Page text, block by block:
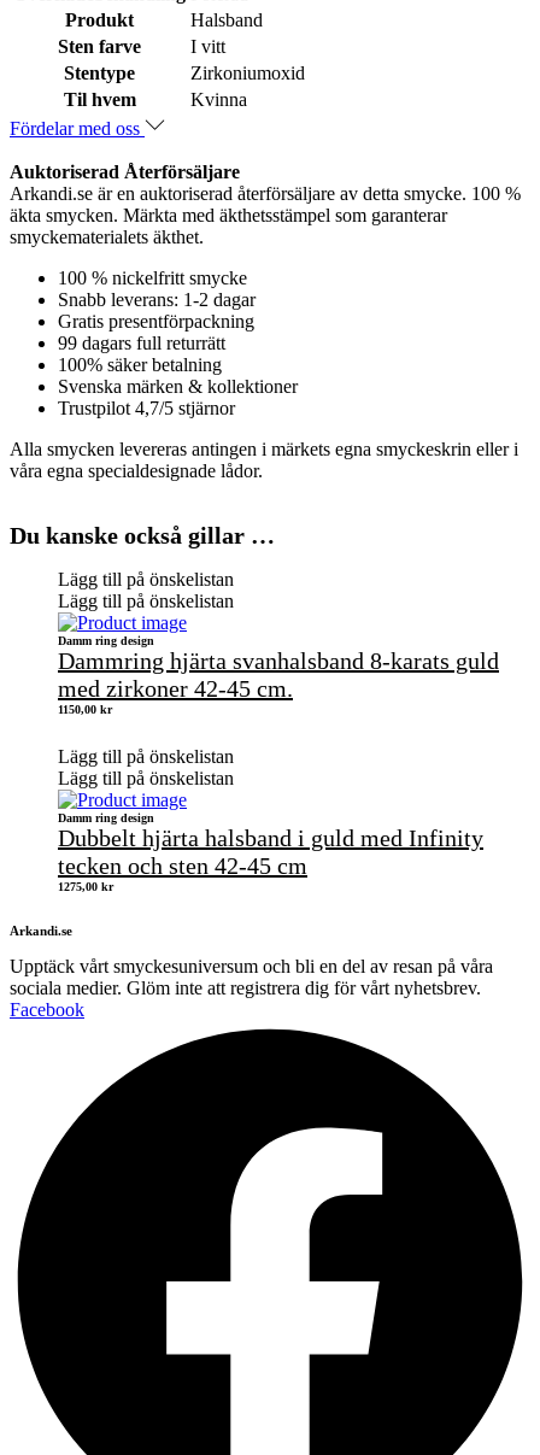
Produkt
Halsband
Sten farve
I vitt
Stentype
Zirkoniumoxid
Til hvem
Kvinna
Fördelar med oss
Auktoriserad Återförsäljare
Arkandi.se är en auktoriserad återförsäljare av detta smycke. 100 %
äkta smycken. Märkta med äkthetsstämpel som garanterar
smyckematerialets äkthet.
100 % nickelfritt smycke
Snabb leverans: 1-2 dagar
Gratis presentförpackning
99 dagars full returrätt
100% säker betalning
Svenska märken & kollektioner
Trustpilot 4,7/5 stjärnor
Alla smycken levereras antingen i märkets egna smyckeskrin eller i
våra egna specialdesignade lådor.
Du kanske också gillar …
Lägg till på önskelistan
Lägg till på önskelistan
Damm ring design
Dammring hjärta svanhalsband 8-karats guld
med zirkoner 42-45 cm.
1150,00 kr
Lägg till på önskelistan
Lägg till på önskelistan
Damm ring design
Dubbelt hjärta halsband i guld med Infinity
tecken och sten 42-45 cm
1275,00 kr
Arkandi.se
Upptäck vårt smyckesuniversum och bli en del av resan på våra
sociala medier. Glöm inte att registrera dig för vårt nyhetsbrev.
Facebook